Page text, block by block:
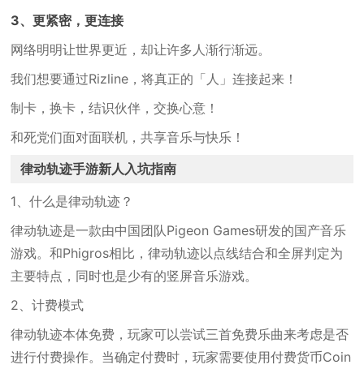
3、更紧密，更连接
网络明明让世界更近，却让许多人渐行渐远。
我们想要通过Rizline，将真正的「人」连接起来！
制卡，换卡，结识伙伴，交换心意！
和死党们面对面联机，共享音乐与快乐！
律动轨迹手游新人入坑指南
1、什么是律动轨迹？
律动轨迹是一款由中国团队Pigeon Games研发的国产音乐
游戏。和Phigros相比，律动轨迹以点线结合和全屏判定为
主要特点，同时也是少有的竖屏音乐游戏。
2、计费模式
律动轨迹本体免费，玩家可以尝试三首免费乐曲来考虑是否
进行付费操作。当确定付费时，玩家需要使用付费货币Coin